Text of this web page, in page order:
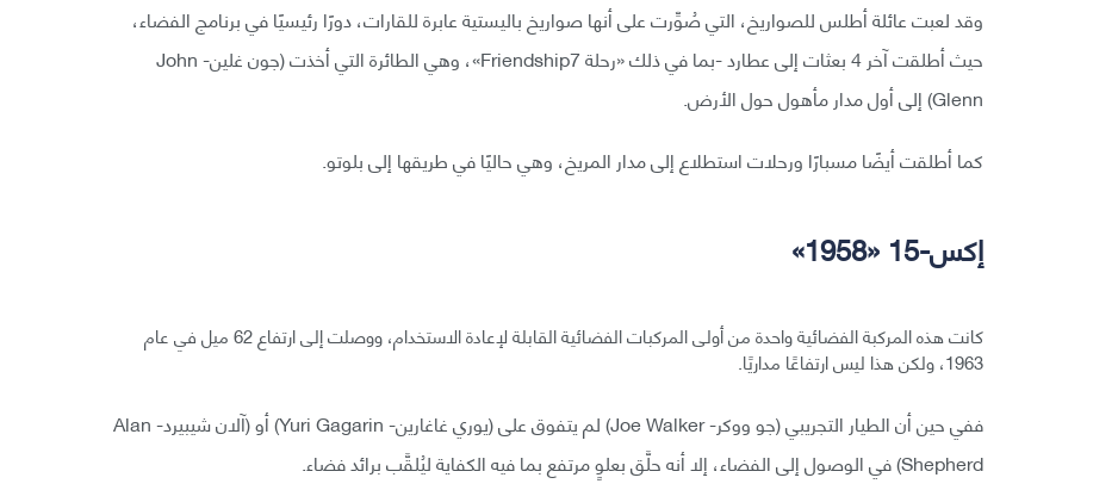
وقد لعبت عائلة أطلس للصواريخ، التي صُوِّرت على أنها صواريخ باليستية عابرة للقارات، دورًا رئيسيًا في برنامج الفضاء،
حيث أطلقت آخر 4 بعثات إلى عطارد -بما في ذلك «رحلة Friendship7»، وهي الطائرة التي أخذت (جون غلين- John
Glenn) إلى أول مدار مأهول حول الأرض.
كما أطلقت أيضًا مسبارًا ورحلات استطلاع إلى مدار المريخ، وهي حاليًا في طريقها إلى بلوتو.
إكس-15 «1958»
كانت هذه المركبة الفضائية واحدة من أولى المركبات الفضائية القابلة لإعادة الاستخدام، ووصلت إلى ارتفاع 62 ميل في عام
1963، ولكن هذا ليس ارتفاعًا مداريًا.
ففي حين أن الطيار التجريبي (جو ووكر- Joe Walker) لم يتفوق على (يوري غاغارين- Yuri Gagarin) أو (آلان شيبيرد- Alan
Shepherd) في الوصول إلى الفضاء، إلا أنه حلَّق بعلوٍ مرتفع بما فيه الكفاية ليُلقَّب برائد فضاء.